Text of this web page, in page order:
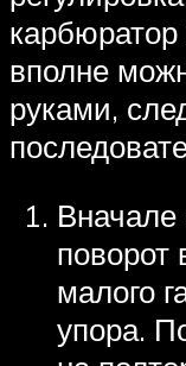
вполне
руками,
поворот
малого
упора.